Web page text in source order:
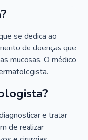
se dedica ao
de doenças que
mucosas. O médico
e tratar
de realizar